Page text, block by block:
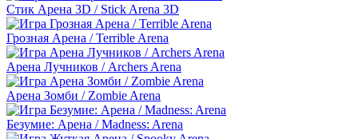
Стик Арена 3D / Stick Arena 3D
Грозная Арена / Terrible Arena
Арена Лучников / Archers Arena
Арена Зомби / Zombie Arena
Безумие: Арена / Madness: Arena